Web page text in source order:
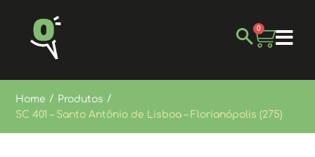
0
Home / Produtos /
SC 401 – Santo Antônio de Lisboa – Florianópolis (275)